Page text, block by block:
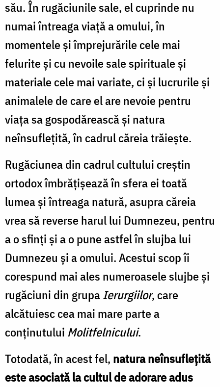
său. În rugăciunile sale, el cuprinde nu
numai întreaga viață a omului, în
momentele și împrejurările cele mai
felurite și cu nevoile sale spirituale și
materiale cele mai variate, ci și lucrurile și
animalele de care el are nevoie pentru
viața sa gospodărească și natura
neînsuflețită, în cadrul căreia trăiește.
Rugăciunea din cadrul cultului creștin
ortodox îmbrățișează în sfera ei toată
lumea și întreaga natură, asupra căreia
vrea să reverse harul lui Dumnezeu, pentru
a o sfinți și a o pune astfel în slujba lui
Dumnezeu și a omului. Acestui scop îi
corespund mai ales numeroasele slujbe și
rugăciuni din grupaIerurgiilor, care
alcătuiesc cea mai mare parte a
conținutului Molitfelnicului.
Totodată, în acest fel, natura neînsuflețită
este asociată la cultul de adorare adus